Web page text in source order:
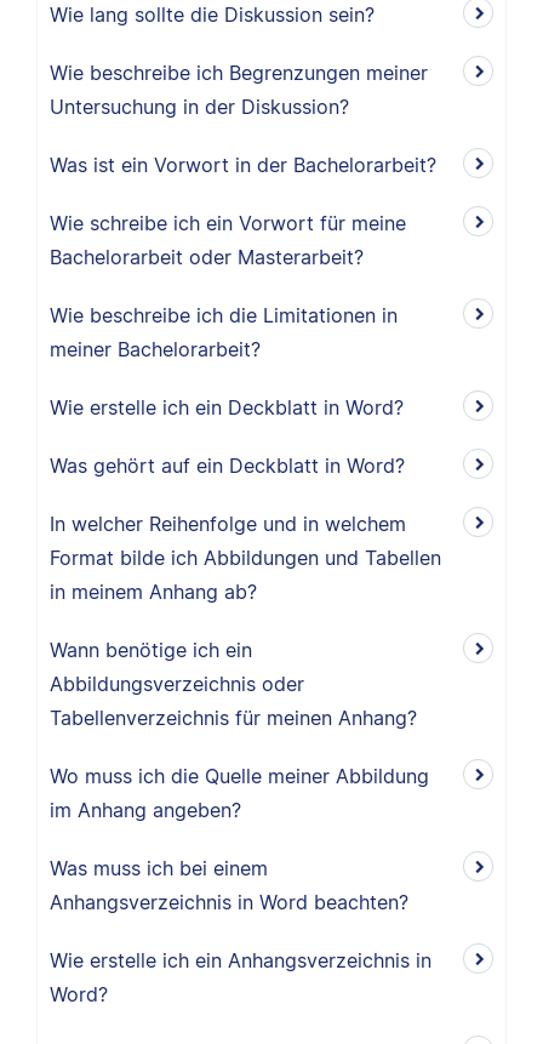
Wie lang sollte die Diskussion sein?
Wie beschreibe ich Begrenzungen meiner
Untersuchung in der Diskussion?
Was ist ein Vorwort in der Bachelorarbeit?
Wie schreibe ich ein Vorwort für meine
Bachelorarbeit oder Masterarbeit?
Wie beschreibe ich die Limitationen in
meiner Bachelorarbeit?
Wie erstelle ich ein Deckblatt in Word?
Was gehört auf ein Deckblatt in Word?
In welcher Reihenfolge und in welchem
Format bilde ich Abbildungen und Tabellen
in meinem Anhang ab?
Wann benötige ich ein
Abbildungsverzeichnis oder
Tabellenverzeichnis für meinen Anhang?
Wo muss ich die Quelle meiner Abbildung
im Anhang angeben?
Was muss ich bei einem
Anhangsverzeichnis in Word beachten?
Wie erstelle ich ein Anhangsverzeichnis in
Word?